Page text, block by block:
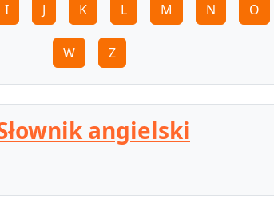
I J K L M N O
W Z
angielski